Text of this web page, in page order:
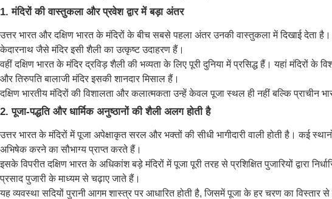
1. मंदिरों की वास्तुकला और प्रवेश द्वार में बड़ा अंतर
उत्तर भारत और दक्षिण भारत के मंदिरों के बीच सबसे पहला अंतर उनकी वास्तुकला में दिखाई देता
केदारनाथ जैसे मंदिर इसी शैली का उत्कृष्ट उदाहरण हैं।
वहीं दक्षिण भारत के मंदिर द्रविड़ शैली की भव्यता के लिए पूरी दुनिया में प्रसिद्ध हैं। यहां मंदिरों के
और तिरुपति बालाजी मंदिर इसकी शानदार मिसाल हैं।
दक्षिण भारतीय मंदिरों की विशालता और कलात्मकता उन्हें केवल पूजा स्थल ही नहीं बल्कि प्राचीन
2. पूजा-पद्धति और धार्मिक अनुष्ठानों की शैली अलग होती है
उत्तर भारत के मंदिरों में पूजा अपेक्षाकृत सरल और भक्तों की सीधी भागीदारी वाली होती है।
अभिषेक करने का सौभाग्य प्राप्त करते हैं।
इसके विपरीत दक्षिण भारत के अधिकांश बड़े मंदिरों में पूजा पूरी तरह से प्रशिक्षित पुजारियों द्वारा
प्रसाद पुजारी के माध्यम से चढ़ाए जाते हैं।
यह व्यवस्था सदियों पुरानी आगम शास्त्र पर आधारित होती है, जिसमें पूजा के हर चरण का विस्तार से